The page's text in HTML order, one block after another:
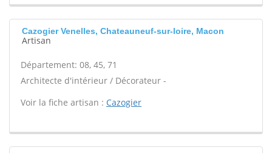
Cazogier Venelles, Chateauneuf-sur-loire, Macon
Artisan
Département: 08, 45, 71
Architecte d'intérieur / Décorateur -
Voir la fiche artisan : Cazogier